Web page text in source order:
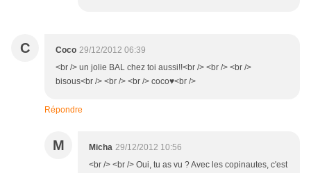
C Coco 29/12/2012 06:39
<br /> un jolie BAL chez toi aussi!!<br /> <br /> <br />
bisous<br /> <br /> <br /> coco♥<br />
Répondre
M Micha 29/12/2012 10:56
<br /> <br /> Oui, tu as vu ? Avec les copinautes, c'est